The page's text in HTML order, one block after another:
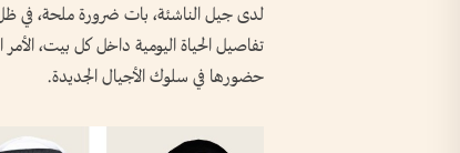
لدى جيل الناشئة، بات ضرورة ملحة، في
تفاصيل الحياة اليومية داخل كل بيت،
حضورها في سلوك الأجيال الجديدة.